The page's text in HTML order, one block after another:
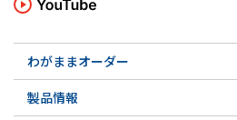
わがままオーダー
実例ご紹介
製品情報